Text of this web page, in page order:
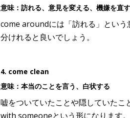
意味：訪れる、意見を変える、機嫌を直
come aroundには「訪れる」という
分けれると良いでしょう。
4. come clean
意味：本当のことを言う、白状する
嘘をついていたことや隠していた
with someoneという形になります。